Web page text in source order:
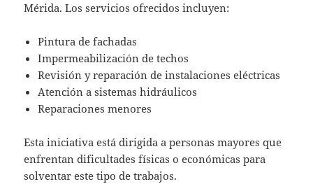
Mérida. Los servicios ofrecidos incluyen:
Pintura de fachadas
Impermeabilización de techos
Revisión y reparación de instalaciones eléctricas
Atención a sistemas hidráulicos
Reparaciones menores
Esta iniciativa está dirigida a personas mayores que
enfrentan dificultades físicas o económicas para
solventar este tipo de trabajos.